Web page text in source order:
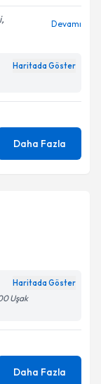
Aydınlatma
belirtilen
Devamı
Haritada Göster
Daha Fazla
Haritada Göster
Uşak
Daha Fazla